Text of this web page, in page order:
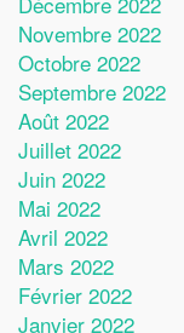
Novembre 2022
Octobre 2022
Septembre 2022
Août 2022
Juillet 2022
Juin 2022
Mai 2022
Avril 2022
Mars 2022
Février 2022
Janvier 2022